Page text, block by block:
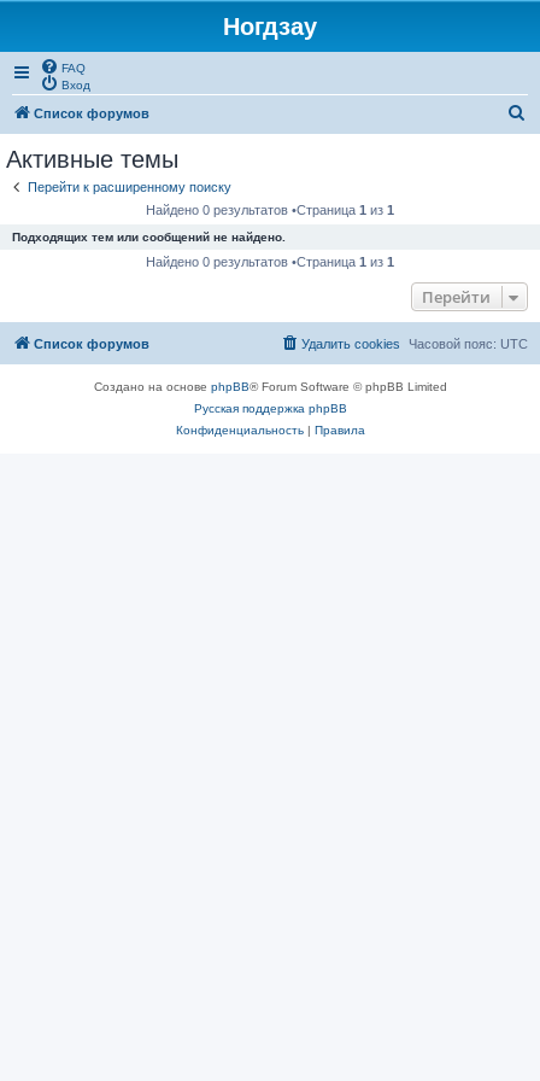
Ногдзау
FAQ
Вход
Список форумов
Активные темы
Перейти к расширенному поиску
Найдено 0 результатов •Страница 1 из 1
Подходящих тем или сообщений не найдено.
Найдено 0 результатов •Страница 1 из 1
Перейти
Список форумов Часовой пояс: UTC
Удалить cookies
Создано на основе phpBB® Forum Software © phpBB Limited
Русская поддержка phpBB
Конфиденциальность| Правила